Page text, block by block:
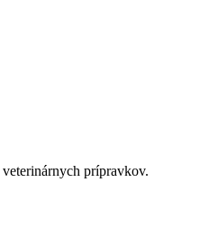
veterinárnych prípravkov.